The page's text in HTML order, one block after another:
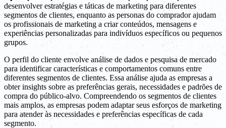
desenvolver estratégias e táticas de marketing para diferentes
segmentos de clientes, enquanto as personas do comprador ajudam
os profissionais de marketing a criar conteúdos, mensagens e
experiências personalizadas para indivíduos específicos ou pequenos
grupos.
O perfil do cliente envolve análise de dados e pesquisa de mercado
para identificar características e comportamentos comuns entre
diferentes segmentos de clientes. Essa análise ajuda as empresas a
obter insights sobre as preferências gerais, necessidades e padrões de
compra do público-alvo. Compreendendo os segmentos de clientes
mais amplos, as empresas podem adaptar seus esforços de marketing
para atender às necessidades e preferências específicas de cada
segmento.